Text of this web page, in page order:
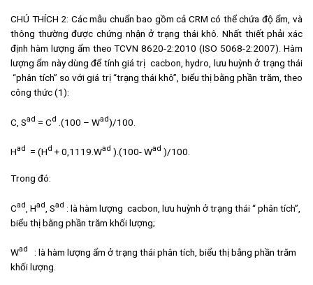
CHÚ THÍCH 2: Các mẫu chuẩn bao gồm cả CRM có thể chứa độ ẩm, và
thông thường được chứng nhận ở trạng thái khô. Nhất thiết phải xác
định hàm lượng ẩm theo TCVN 8620-2:2010 (ISO 5068-2:2007). Hàm
lượng ẩm này dùng để tính giá trị cacbon, hydro, lưu huỳnh ở trạng thái
“phân tích” so với giá trị “trạng thái khô”, biểu thị bằng phần trăm, theo
công thức (1):
C, Sad = Cd .(100 – Wad)/100.
Had = (Hd + 0,1119.Wad ).(100- Wad )/100.
Trong đó:
Cad , Had , Sad : là hàm lượng cacbon, lưu huỳnh ở trạng thái “ phân tích”,
biểu thị bằng phần trăm khối lượng;
Wad
: là hàm lượng ẩm ở trạng thái phân tích, biểu thị bằng phần trăm
khối lượng.